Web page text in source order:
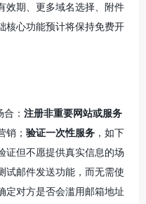
效期、更多域名选择、附件
核心功能预计将保持免费开
： 注册非重要网站或服务
销； 验证一次性服务 ，如下
证但不愿提供真实信息的场
试邮件发送功能，而无需使
定对方是否会滥用邮箱地址